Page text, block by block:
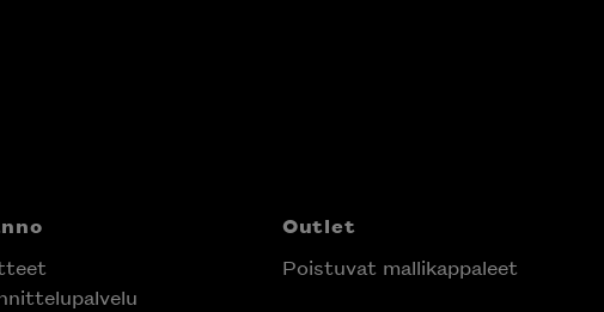
Outlet
Poistuvat mallikappaleet